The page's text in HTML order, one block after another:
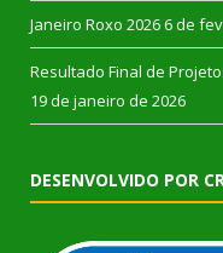
Janeiro Roxo 2026 6 de
Resultado Final de
19 de janeiro de 2026
DESENVOLVIDO POR